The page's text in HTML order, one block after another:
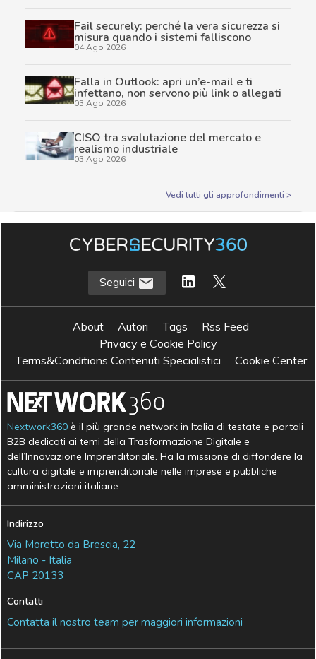
Fail securely: perché la vera sicurezza si
misura quando i sistemi falliscono
04 Ago 2026
Falla in Outlook: apri un’e-mail e ti
infettano, non servono più link o allegati
03 Ago 2026
CISO tra svalutazione del mercato e
realismo industriale
03 Ago 2026
Vedi tutti gli approfondimenti >
Seguici
About Autori Tags
Rss Feed
Privacy e Cookie Policy
Terms&Conditions Contenuti Specialistici
Cookie Center
Nextwork360 è il più grande network in Italia di testate e portali
B2B dedicati ai temi della Trasformazione Digitale e
dell’Innovazione Imprenditoriale. Ha la missione di diffondere la
cultura digitale e imprenditoriale nelle imprese e pubbliche
amministrazioni italiane.
Indirizzo
Via Moretto da Brescia, 22
Milano - Italia
CAP 20133
Contatti
Contatta il nostro team per maggiori informazioni